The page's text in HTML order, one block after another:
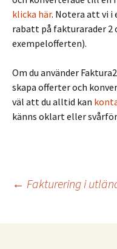
klicka här. Notera att vi i
rabatt på fakturarader 2
exempelofferten).
Om du använder
skapa offerter och
väl att du alltid kan
känns oklart eller
Post
← Fakturering i